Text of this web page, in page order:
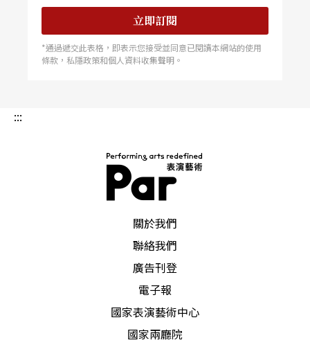
立即訂閱
*通過遞交此表格，即表示您接受並同意已閱讀本網站的使用
條款，私隱政策和個人資料收集聲明。
:::
關於我們
聯絡我們
廣告刊登
電子報
國家表演藝術中心
國家兩廳院